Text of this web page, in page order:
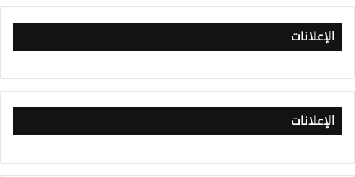
الإعلانات
الإعلانات